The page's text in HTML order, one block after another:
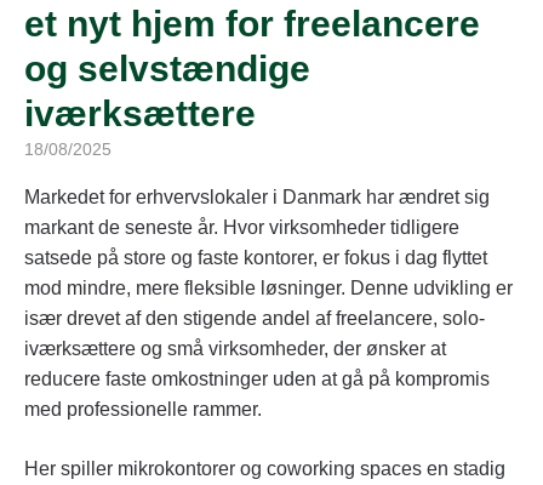
et nyt hjem for freelancere
og selvstændige
iværksættere
18/08/2025
Markedet for erhvervslokaler i Danmark har ændret sig
markant de seneste år. Hvor virksomheder tidligere
satsede på store og faste kontorer, er fokus i dag flyttet
mod mindre, mere fleksible løsninger. Denne udvikling er
især drevet af den stigende andel af freelancere, solo-
iværksættere og små virksomheder, der ønsker at
reducere faste omkostninger uden at gå på kompromis
med professionelle rammer.
Her spiller mikrokontorer og coworking spaces en stadig